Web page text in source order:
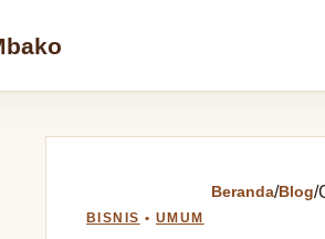
Beranda/Blog/
BISNIS • UMUM